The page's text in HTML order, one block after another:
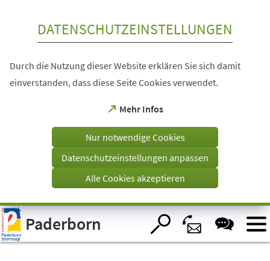
Visuelle
Assistenzsoftware
öffnen.
DATENSCHUTZEINSTELLUNGEN
Durch die Nutzung dieser Website erklären Sie sich damit
einverstanden, dass diese Seite Cookies verwendet.
Mehr Infos
(Öffnet
einem
Tab)
Nur notwendige Cookies
Datenschutzeinstellungen anpassen
Alle Cookies akzeptieren
Paderborn